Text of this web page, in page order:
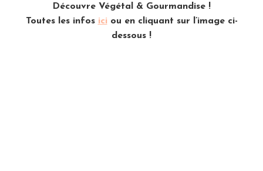
Découvre Végétal & Gourmandise !
Toutes les infos iciou en cliquant sur l’image ci-
dessous !